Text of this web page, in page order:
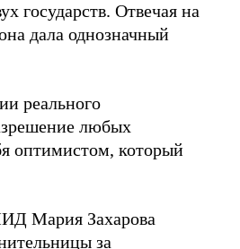
государств. Отвечая на
дала однозначный
реального
любых
оптимистом, который
Мария Захарова
за